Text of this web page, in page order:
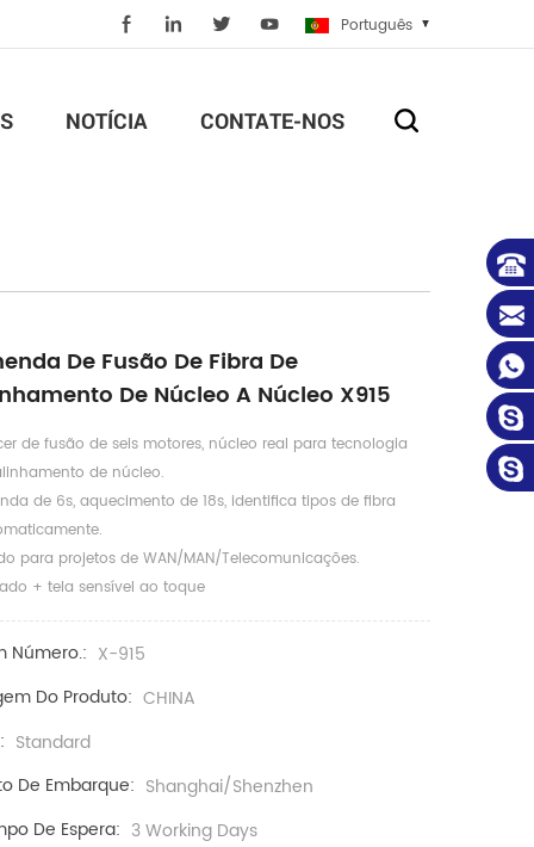
Português
NOTÍCIA CONTATE-NOS
De Fusão De Fibra De
De Núcleo A Núcleo X915
de fusão de seis motores, núcleo real para tecnologia
de núcleo.
de 6s, aquecimento de 18s, identifica tipos de fibra
para projetos de WAN/MAN/Telecomunicações.
+ tela sensível ao toque
Número.: X-915
Do Produto: CHINA
Standard
De Embarque: Shanghai/Shenzhen
De Espera: 3 Working Days